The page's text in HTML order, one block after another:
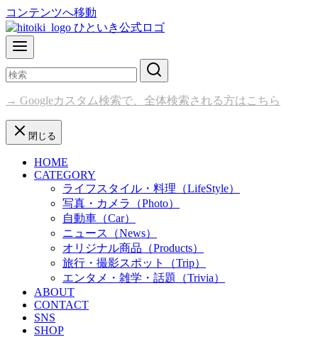
コンテンツへ移動
→ Googleカスタム検索で、全体検索される方はこちら
閉じる
HOME
CATEGORY
ライフスタイル・料理（LifeStyle）
写真・カメラ（Photo）
自動車（Car）
ニュース（News）
オリジナル商品（Products）
旅行・撮影スポット（Trip）
エンタメ・雑学・話題（Trivia）
ABOUT
CONTACT
SNS
SHOP